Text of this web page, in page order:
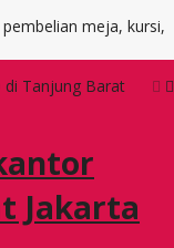
meja, kursi,
Tanjung Barat
Jakarta